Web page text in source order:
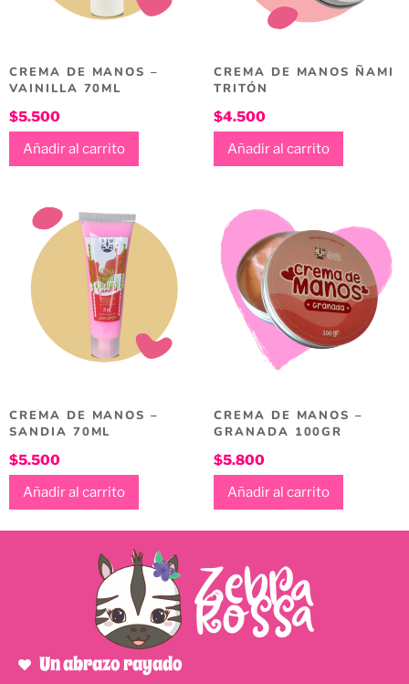
CREMA DE MANOS –
VAINILLA 70ML
$5.500
Añadir al carrito
CREMA DE MANOS ÑAMI
TRITÓN
$4.500
Añadir al carrito
CREMA DE MANOS –
SANDIA 70ML
$5.500
Añadir al carrito
CREMA DE MANOS –
GRANADA 100GR
$5.800
Añadir al carrito
Un abrazo rayado